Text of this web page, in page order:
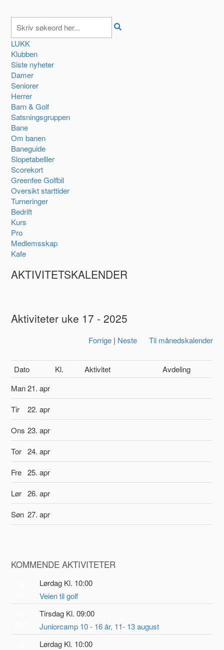
LUKK
Klubben
Siste nyheter
Damer
Seniorer
Herrer
Barn & Golf
Satsningsgruppen
Bane
Om banen
Baneguide
Slopetabelller
Scorekort
Greenfee Golfbil
Oversikt starttider
Turneringer
Bedrift
Kurs
Pro
Medlemsskap
Kafe
AKTIVITETSKALENDER
Aktiviteter uke 17 - 2025
Forrige| Neste Til månedskalender
Dato Kl. Aktivitet
Avdeling
Man21. apr
Tir
22. apr
Ons 23. apr
Tor 24. apr
Fre 25. apr
Lør 26. apr
Søn 27. apr
KOMMENDE AKTIVITETER
Lørdag Kl. 10:00
Veien til golf
Tirsdag Kl. 09:00
Juniorcamp 10 - 16 år, 11- 13 august
Lørdag Kl. 10:00